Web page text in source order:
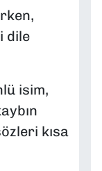
dile
isim,
kısa